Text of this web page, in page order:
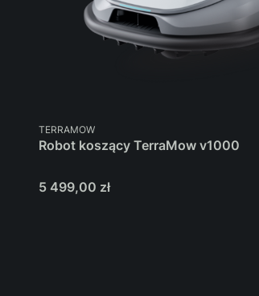
PRODUCENT
TERRAMOW
Robot koszący TerraMow v1000
Cena
5 499,00 zł